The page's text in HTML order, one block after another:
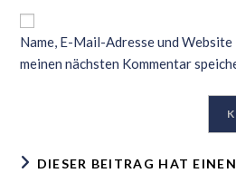
Name, E-Mail-Adresse und
meinen nächsten Kommentar
DIESER BEITRAG HAT